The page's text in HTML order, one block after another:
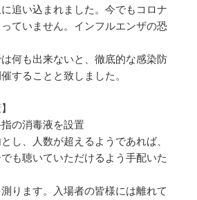
追い込まれました。今でもコロナ
ていません。インフルエンザの恐
何も出来ないと、徹底的な感染防
することと致しました。
の消毒液を設置
し、人数が超えるようであれば、
も聴いていただけるよう手配いた
ります。入場者の皆様には離れて